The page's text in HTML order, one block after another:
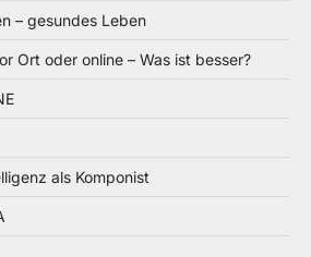
– gesundes Leben
Ort oder online – Was ist besser?
als Komponist